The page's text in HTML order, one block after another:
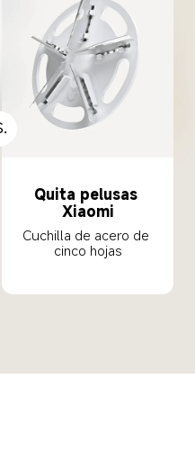
Quita pelusas
Xiaomi
Cuchilla de acero de
cinco hojas